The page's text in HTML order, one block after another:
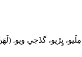
ڀِڙيو، گڏجي ويو.